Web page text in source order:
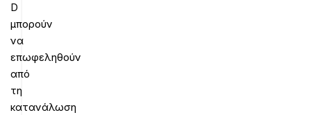
D
μπορούν
να
επωφεληθούν
από
τη
κατανάλωση